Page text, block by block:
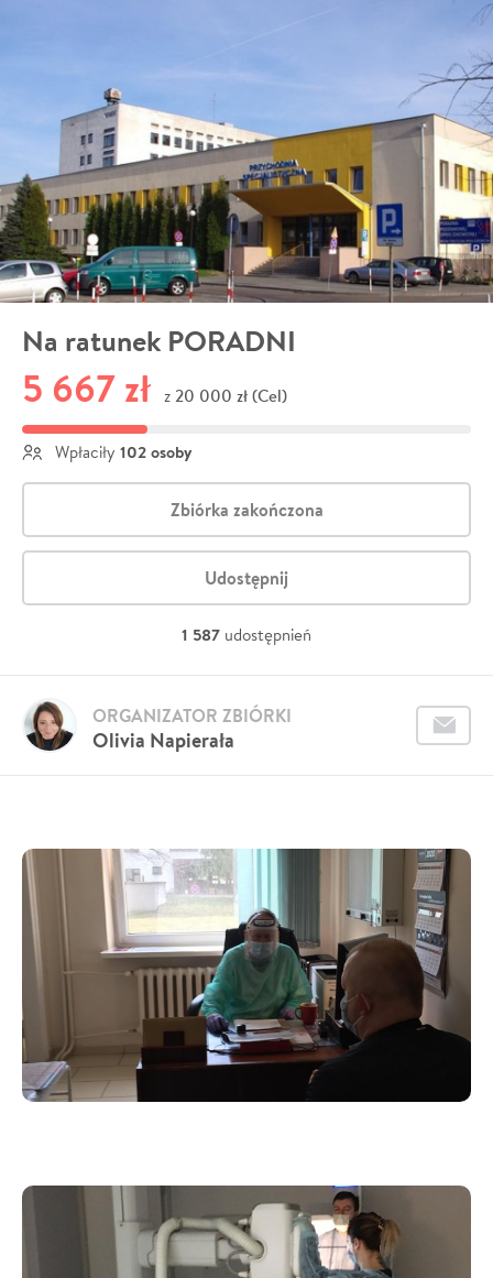
Na ratunek PORADNI
5 667 zł z 20 000 zł (Cel)
Wpłaciły 102 osoby
Zbiórka zakończona
Udostępnij
1 587 udostępnień
Olivia Napierała
ORGANIZATOR ZBIÓRKI